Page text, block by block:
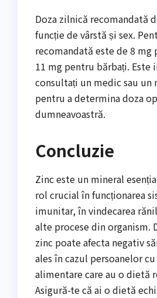
Doza zilnică recomandată
funcție de vârstă și sex.
recomandată este de 8
11 mg pentru bărbați. Este
consultați un medic sau
pentru a determina doza
dumneavoastră.
Concluzie
Zinc este un mineral
rol crucial în funcționarea
imunitar, în vindecarea
alte procese din organism.
zinc poate afecta negativ
ales în cazul persoanelor
alimentare care au o dietă
Asigură-te că ai o dietă